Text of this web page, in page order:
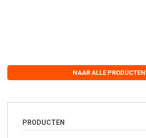
NAAR ALLE PRODUCTEN
PRODUCTEN